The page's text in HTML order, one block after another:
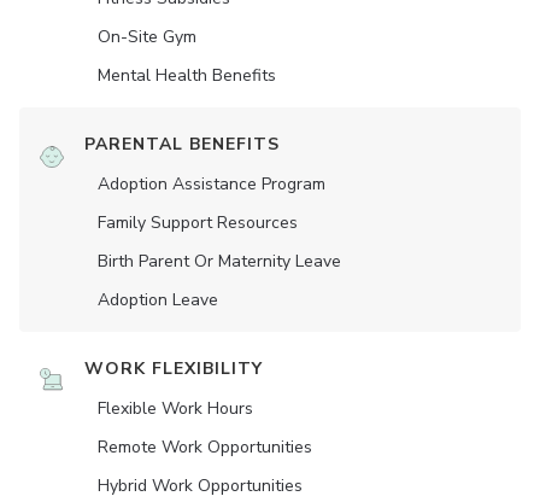
On-Site Gym
Mental Health Benefits
PARENTAL BENEFITS
Adoption Assistance Program
Family Support Resources
Birth Parent Or Maternity Leave
Adoption Leave
WORK FLEXIBILITY
Flexible Work Hours
Remote Work Opportunities
Hybrid Work Opportunities